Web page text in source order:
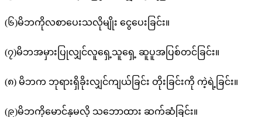
(၆)မိဘကိုလစာပေးသလိုမျိုး ငွေပေးခြင်း။
(၇)မိဘအမှားပြုလျှင်လူရှေ့သူရှေ့ ဆူပူအပြစ်တင်ခြင်း။
(၈) မိဘက ဘုရားရှိခိုးလျှင်ကျယ်ခြင်း တိုးခြင်းကို ကဲ့ရဲ့ခြင်း။
(၉)မိဘကိုမောင်နှမလို သဘောထား ဆက်ဆံခြင်း။